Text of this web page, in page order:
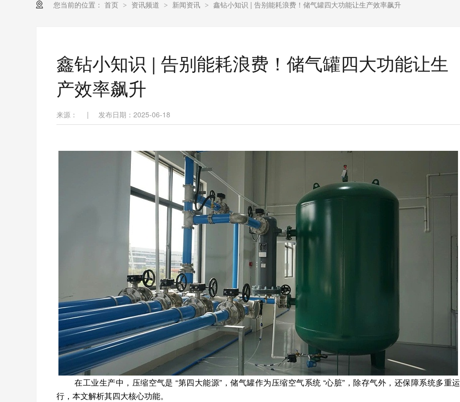
您当前的位置： 首页 > 资讯频道 > 新闻资讯 > 鑫钻小知识 | 告别能耗浪费！储气罐四大功能让生产效率飙升
鑫钻小知识 | 告别能耗浪费！储气罐四大功能让生
产效率飙升
来源： | 发布日期：2025-06-18
在工业生产中，压缩空气是 “第四大能源”，储气罐作为压缩空气系统 “心脏”，除存气外，还保障系统多重运
行，本文解析其四大核心功能。